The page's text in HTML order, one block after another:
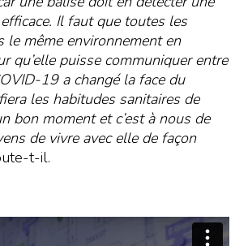
Il faut que toutes les
le même environnement en
qu’elle puisse communiquer entre
19 a changé la face du
les habitudes sanitaires de
bon moment et c’est à nous de
de vivre avec elle de façon
t-il.